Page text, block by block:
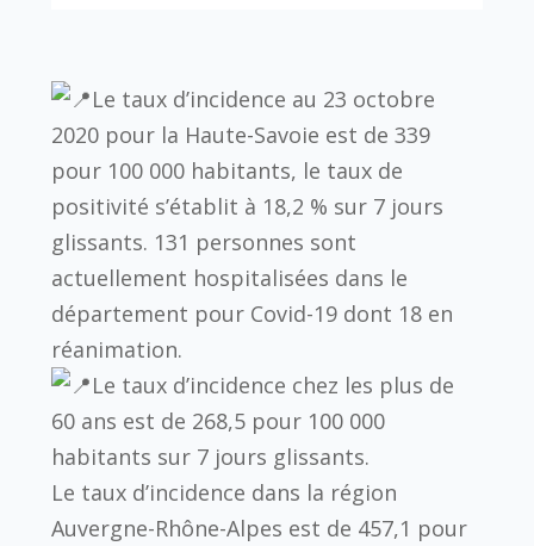
Le taux d’incidence au 23 octobre
2020 pour la Haute-Savoie est de 339
pour 100 000 habitants, le taux de
positivité s’établit à 18,2 % sur 7 jours
glissants. 131 personnes sont
actuellement hospitalisées dans le
département pour Covid-19 dont 18 en
réanimation.
Le taux d’incidence chez les plus de
60 ans est de 268,5 pour 100 000
habitants sur 7 jours glissants.
Le taux d’incidence dans la région
Auvergne-Rhône-Alpes est de 457,1 pour